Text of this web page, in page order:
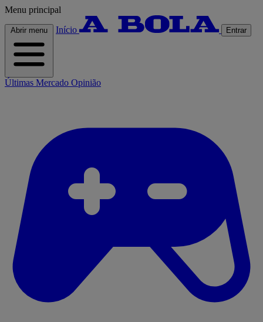
Menu principal
Abrir menu Início Entrar
Últimas Mercado Opinião